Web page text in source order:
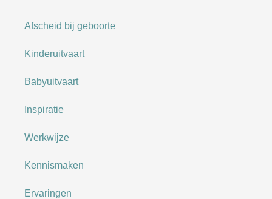
Afscheid bij geboorte
Kinderuitvaart
Babyuitvaart
Inspiratie
Werkwijze
Kennismaken
Ervaringen